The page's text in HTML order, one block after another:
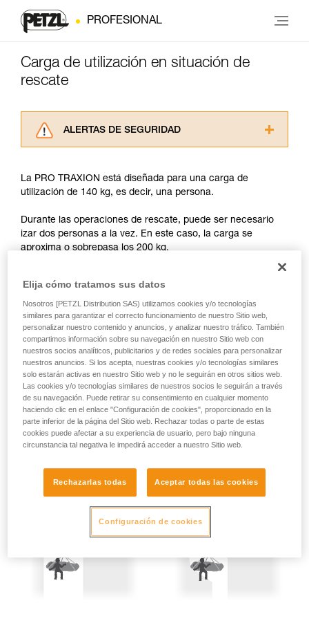
PROFESIONAL
Carga de utilización en situación de
rescate
ALERTAS DE SEGURIDAD
consultarlo. Usted debe comprender la
información de la ficha técnica para poder
Dominar estas técnicas requiere una formación
y un entrenamiento específico. Confirme a
través de un profesional su capacidad para
seguridad, antes de ejecutarlas de forma
Damos ejemplos de técnicas relacionadas con
su actividad. Pueden existir otras que no
describimos aquí.
La PRO TRAXION está diseñada para una carga de
utilización de 140 kg, es decir, una persona.
Durante las operaciones de rescate, puede ser necesario
izar dos personas a la vez. En este caso, la carga se
aproxima o sobrepasa los 200 kg.
Con esta carga, la mínima sobrecarga dinámica puede crear
cuerdas (consulte la tabla de información en el apartado 3).
Así pues se hace obligatorio tomar precauciones:
- Asegurar a las dos personas izadas.
- Sujetar la cuerda tensada de forma permanente, la mínima
comba de cuerda destensada representa una altura de
caída potencial y, por tanto, un peligro.
Elija cómo tratamos sus datos
Nosotros [PETZL Distribution SAS) utilizamos cookies y/o tecnologías
similares para garantizar el correcto funcionamiento de nuestro Sitio web,
personalizar nuestro contenido y anuncios, y analizar nuestro tráfico. También
compartimos información sobre su navegación en nuestro Sitio web con
nuestros socios analíticos, publicitarios y de redes sociales para personalizar
nuestros anuncios. Si los acepta, nuestras cookies y/o tecnologías similares
solo estarán activas en nuestro Sitio web y no le seguirán en otros sitios web.
Las cookies y/o tecnologías similares de nuestros socios le seguirán a través
de su navegación. Puede retirar su consentimiento en cualquier momento
haciendo clic en el enlace "Configuración de cookies", proporcionado en la
parte inferior de la página del Sitio web. Rechazar todas o parte de estas
cookies puede afectar a su experiencia de usuario, pero bajo ninguna
circunstancia tal negativa le impedirá acceder a nuestro Sitio web.
Rechazarlas todas Aceptar todas las cookies
Configuración de cookies